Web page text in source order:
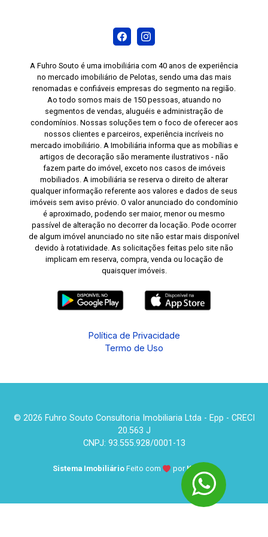
dormitórios, proporcionando conforto e um
ambiente acolhedor. Revestimento cerâmico nas
áreas molhadas, facilitando a limpeza e a
manutenção. Janela com rede de proteção,
oferecendo mais segurança para famílias com
crianças e animais de estimação. Ar-
condicionado split instalado no dormitório
principal. Se você procura um apartamento que
ofereça conforto, praticidade e uma excelente
localização, esta é uma ótima oportunidade.
Agende sua visita e conheça pessoalmente
todos os detalhes deste imóvel no Condomínio
Albatroz.
A Fuhro Souto é uma imobiliária com 40 anos de experiência
no mercado imobiliário de Pelotas, sendo uma das mais
renomadas e confiáveis empresas do segmento na região.
Ao todo somos mais de 150 pessoas, atuando no
segmentos de vendas, aluguéis e administração de
condomínios. Nossas soluções tem o foco de oferecer aos
nossos clientes e parceiros, experiência incríveis no
mercado imobiliário. A Imobiliária informa que as mobílias e
artigos de decoração são meramente ilustrativos - não
fazem parte do imóvel, exceto nos casos de imóveis
mobiliados. A imobiliária se reserva o direito de alterar
qualquer informação referente aos valores e dados de seus
imóveis sem aviso prévio. O valor anunciado do condomínio
é aproximado, podendo ser maior, menor ou mesmo
passível de alteração no decorrer da locação. Pode ocorrer
de algum imóvel anunciado no site não estar mais disponível
devido à rotatividade. As solicitações feitas pelo site não
implicam em reserva, compra, venda ou locação de
quaisquer imóveis.
Política de Privacidade
Termo de Uso
© 2026 Fuhro Souto Consultoria Imobiliaria Ltda - Epp - CRECI
20.563 J
CNPJ: 93.555.928/0001-13
Sistema Imobiliário Feito com porKUROLE